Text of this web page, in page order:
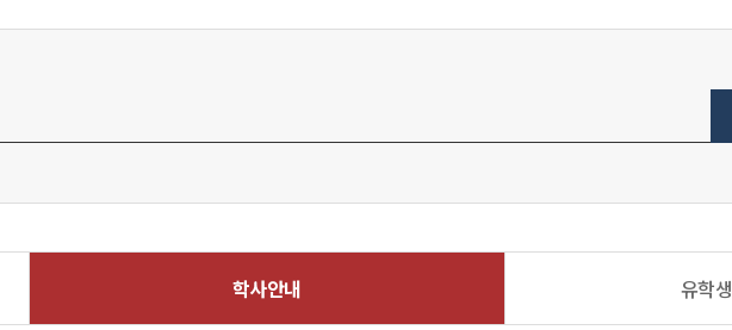
학사안내 유학